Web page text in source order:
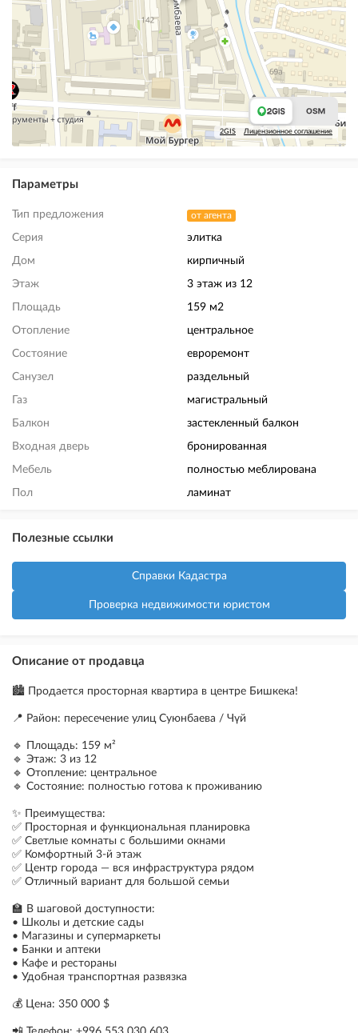
2GIS Лицензионное соглашение
Параметры
Тип предложения от агента
Серия элитка
Дом кирпичный
Этаж 3 этаж из 12
Площадь 159 м2
Отопление центральное
Состояние евроремонт
Санузел раздельный
Газ магистральный
Балкон застекленный балкон
Входная дверь бронированная
Мебель полностью меблирована
Пол ламинат
Полезные ссылки
Справки Кадастра
Проверка недвижимости юристом
Описание от продавца
🏙️ Продается просторная квартира в центре Бишкека!
📍 Район: пересечение улиц Суюнбаева / Чүй
🔹 Площадь: 159 м²
🔹 Этаж: 3 из 12
🔹 Отопление: центральное
🔹 Состояние: полностью готова к проживанию
✨ Преимущества:
✅ Просторная и функциональная планировка
✅ Светлые комнаты с большими окнами
✅ Комфортный 3-й этаж
✅ Центр города — вся инфраструктура рядом
✅ Отличный вариант для большой семьи
🏫 В шаговой доступности:
• Школы и детские сады
• Магазины и супермаркеты
• Банки и аптеки
• Кафе и рестораны
• Удобная транспортная развязка
💰 Цена: 350 000 $